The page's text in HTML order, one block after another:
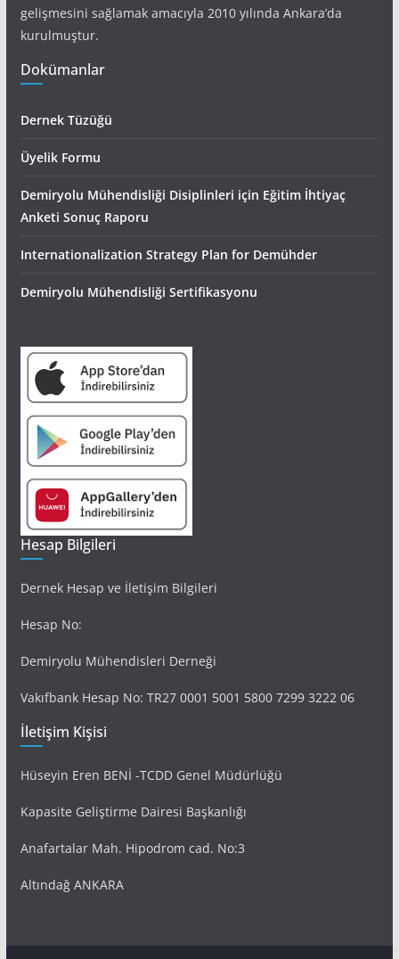
gelişmesini sağlamak amacıyla 2010 yılında Ankara’da
kurulmuştur.
Dokümanlar
Dernek Tüzüğü
Üyelik Formu
Demiryolu Mühendisliği Disiplinleri için Eğitim İhtiyaç
Anketi Sonuç Raporu
Internationalization Strategy Plan for Demühder
Demiryolu Mühendisliği Sertifikasyonu
Hesap Bilgileri
Dernek Hesap ve İletişim Bilgileri
Hesap No:
Demiryolu Mühendisleri Derneği
Vakıfbank Hesap No: TR27 0001 5001 5800 7299 3222 06
İletişim Kişisi
Hüseyin Eren BENİ -TCDD Genel Müdürlüğü
Kapasite Geliştirme Dairesi Başkanlığı
Anafartalar Mah. Hipodrom cad. No:3
Altındağ ANKARA